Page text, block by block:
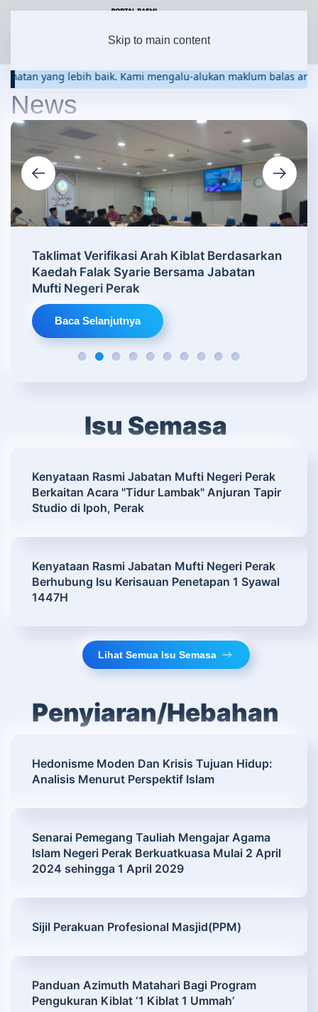
Skip to main content
Read more
yang lebih baik. Kami mengalu-alukan maklum balas anda.
News
Taklimat Verifikasi Arah Kiblat Berdasarkan
Kaedah Falak Syarie Bersama Jabatan
Mufti Negeri Perak
Baca Selanjutnya
Karnival Falaks di Maahad Yahyawiyah,
Taklimat Verifikasi Arah Kiblat
Sesi Kunjungan Hormat Dan
Kunjungan Hormat Penyelidik
Mesyuarat Jawatankuasa
Perbincangan Mengenai
DYMM Paduka Seri
Kunjungan Naziran
Mesyuarat
Isu Semasa
Kenyataan Rasmi Jabatan Mufti Negeri Perak
Berkaitan Acara "Tidur Lambak" Anjuran Tapir
Studio di Ipoh, Perak
Kenyataan Rasmi Jabatan Mufti Negeri Perak
Berhubung Isu Kerisauan Penetapan 1 Syawal
1447H
Lihat Semua Isu Semasa
Penyiaran/Hebahan
Hedonisme Moden Dan Krisis Tujuan Hidup:
Analisis Menurut Perspektif Islam
Senarai Pemegang Tauliah Mengajar Agama
Islam Negeri Perak Berkuatkuasa Mulai 2 April
2024 sehingga 1 April 2029
Sijil Perakuan Profesional Masjid(PPM)
Panduan Azimuth Matahari Bagi Program
Pengukuran Kiblat ‘1 Kiblat 1 Ummah’